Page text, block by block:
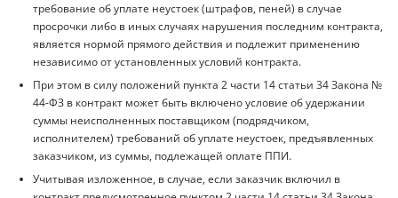
требование об уплате неустоек (штрафов, пеней) в случае
просрочки либо в иных случаях нарушения последним контракта,
является нормой прямого действия и подлежит применению
независимо от установленных условий контракта.
При этом в силу положений пункта 2 части 14 статьи 34 Закона №
44-ФЗ в контракт может быть включено условие об удержании
суммы неисполненных поставщиком (подрядчиком,
исполнителем) требований об уплате неустоек, предъявленных
заказчиком, из суммы, подлежащей оплате ППИ.
Учитывая изложенное, в случае, если заказчик включил в